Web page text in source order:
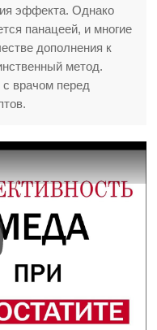
эффекта. Однако
панацеей, и многие
дополнения к
метод.
с врачом перед